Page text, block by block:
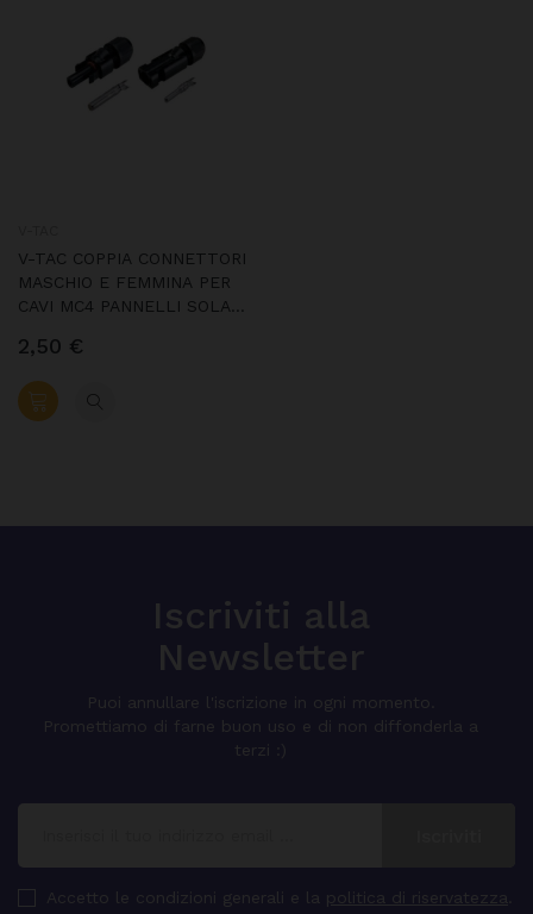
V-TAC COPPIA CONNETTORI
MASCHIO E FEMMINA PER
CAVI MC4 PANNELLI SOLARI
SKU 11413
2,50 €
Iscriviti alla
Newsletter
Puoi annullare l'iscrizione in ogni momento.
Promettiamo di farne buon uso e di non diffonderla a
terzi :)
Accetto le condizioni generali e la politica di riservatezza